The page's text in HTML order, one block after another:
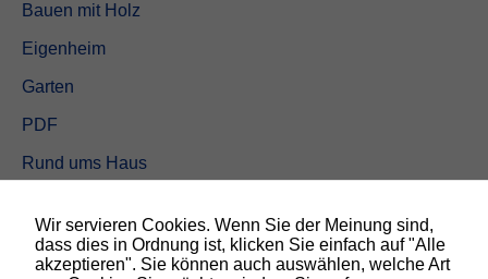
Bauen mit Holz
Eigenheim
Garten
PDF
Rund ums Haus
Sicherheit
Wir servieren Cookies. Wenn Sie der Meinung sind,
dass dies in Ordnung ist, klicken Sie einfach auf "Alle
akzeptieren". Sie können auch auswählen, welche Art
e
e
C
o